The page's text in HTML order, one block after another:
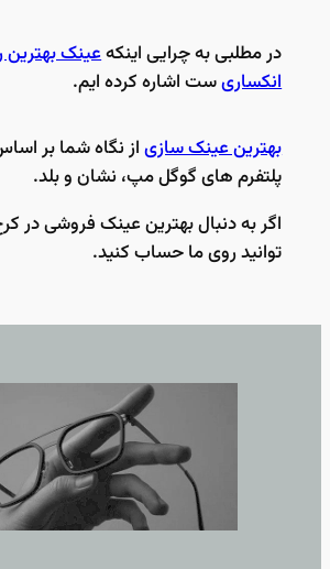
در مطلبی به چرایی اینکهعینک
انکساریست اشاره کرده ایم.
بهترین عینک سازیاز نگاه شما بر
پلتفرم های گوگل مپ، نشان و بلد.
اگر به دنبال بهترین عینک فروشی در
توانید روی ما حساب کنید.